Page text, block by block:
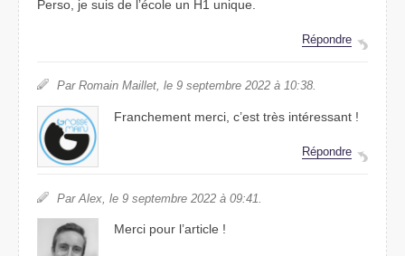
Perso, je suis de l’école un H1 unique.
Répondre
Par Romain Maillet, le 9 septembre 2022 à 10:38.
Franchement merci, c’est très intéressant !
Répondre
Par Alex, le 9 septembre 2022 à 09:41.
Merci pour l’article !